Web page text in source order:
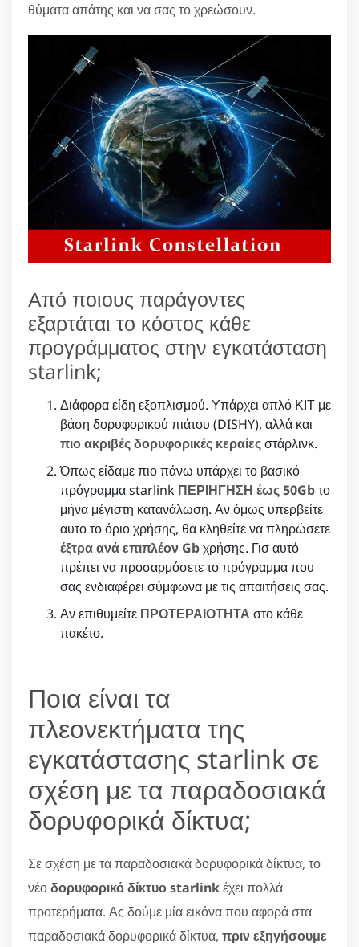
θύματα απάτης και να σας το χρεώσουν.
Από ποιους παράγοντες
εξαρτάται το κόστος κάθε
προγράμματος στην εγκατάσταση
starlink;
Διάφορα είδη εξοπλισμού. Υπάρχει απλό ΚΙΤ με
βάση δορυφορικού πιάτου (DISHY), αλλά και
πιο ακριβές δορυφορικές κεραίεςστάρλινκ.
Όπως είδαμε πιο πάνω υπάρχει το βασικό
πρόγραμμα starlink ΠΕΡΙΗΓΗΣΗ έως 50Gbτο
μήνα μέγιστη κατανάλωση. Αν όμως υπερβείτε
αυτο το όριο χρήσης, θα κληθείτε να πληρώσετε
έξτρα ανά επιπλέον Gbχρήσης. Γισ αυτό
πρέπει να προσαρμόσετε το πρόγραμμα που
σας ενδιαφέρει σύμφωνα με τις απαιτήσεις σας.
Αν επιθυμείτε ΠΡΟΤΕΡΑΙΟΤΗΤΑ στο κάθε
πακέτο.
Ποια είναι τα
πλεονεκτήματα της
εγκατάστασης starlink σε
σχέση με τα παραδοσιακά
δορυφορικά δίκτυα;
Σε σχέση με τα παραδοσιακά δορυφορικά δίκτυα, το
νέοδορυφορικό δίκτυο starlinkέχει πολλά
προτερήματα. Ας δούμε μία εικόνα που αφορά στα
παραδοσιακά δορυφορικά δίκτυα, πριν εξηγήσουμε